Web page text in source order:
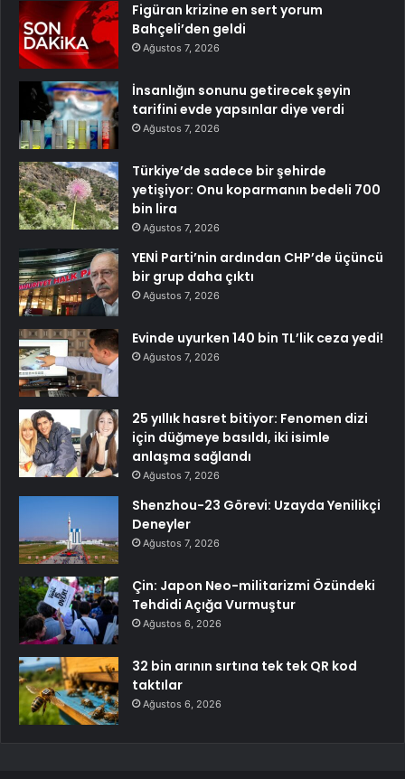
Figüran krizine en sert yorum
Bahçeli’den geldi
Ağustos 7, 2026
İnsanlığın sonunu getirecek şeyin
tarifini evde yapsınlar diye verdi
Ağustos 7, 2026
Türkiye’de sadece bir şehirde
yetişiyor: Onu koparmanın bedeli 700
bin lira
Ağustos 7, 2026
YENİ Parti’nin ardından CHP’de üçüncü
bir grup daha çıktı
Ağustos 7, 2026
Evinde uyurken 140 bin TL’lik ceza yedi!
Ağustos 7, 2026
25 yıllık hasret bitiyor: Fenomen dizi
için düğmeye basıldı, iki isimle
anlaşma sağlandı
Ağustos 7, 2026
Shenzhou-23 Görevi: Uzayda Yenilikçi
Deneyler
Ağustos 7, 2026
Çin: Japon Neo-militarizmi Özündeki
Tehdidi Açığa Vurmuştur
Ağustos 6, 2026
32 bin arının sırtına tek tek QR kod
taktılar
Ağustos 6, 2026